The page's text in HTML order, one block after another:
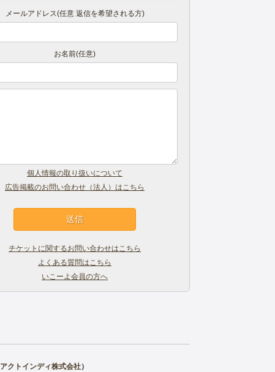
メールアドレス(任意 返信を希望される方)
お名前(任意)
個人情報の取り扱いについて
広告掲載のお問い合わせ（法人）はこちら
チケットに関するお問い合わせはこちら
よくある質問はこちら
いこーよ会員の方へ
アクトインディ株式会社）